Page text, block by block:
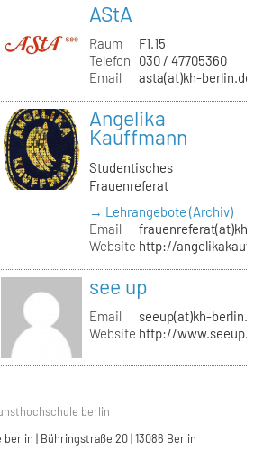
AStA
Raum
F1.15
Telefon
030 / 47705360
Email
asta(at)kh-berlin.de
Angelika
Kauffmann
Studentisches
Frauenreferat
→ Lehrangebote (Archiv)
Email
Website http://
see up
Email
seeup(at)kh-
Website http://
berlin
| Bühringstraße 20 | 13086 Berlin